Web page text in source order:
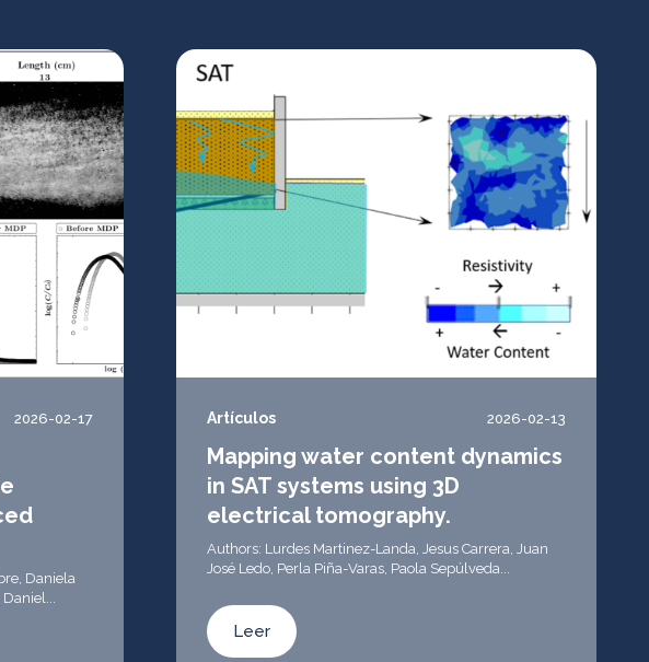
2026-02-17
Daniela
Artículos 2026-02-13
Mapping water content dynamics
in SAT systems using 3D
electrical tomography.
Authors: Lurdes Martinez-Landa, Jesus Carrera, Juan
José Ledo, Perla Piña-Varas, Paola Sepúlveda...
Leer